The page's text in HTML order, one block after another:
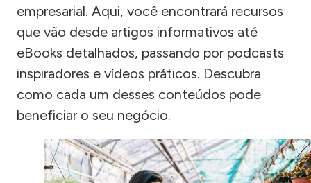
empresarial. Aqui, você encontrará recursos
que vão desde artigos informativos até
eBooks detalhados, passando por podcasts
inspiradores e vídeos práticos. Descubra
como cada um desses conteúdos pode
beneficiar o seu negócio.